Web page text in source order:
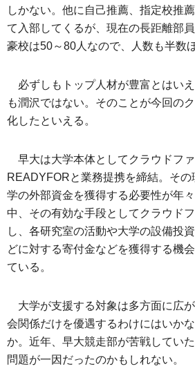
しかない。他に自己推薦、指定校推
て入部してくるが、現在の長距離部
豪校は50～80人なので、人数も半数
必ずしもトップ人材が豊富とはい
も潤沢ではない。そのことが今回の
化したといえる。
早大は大学本体としてクラウドフ
READYFORと業務提携を締結。そ
学の外部資金を獲得する必要性が年
中、その有効な手段としてクラウド
し、各研究室の活動や大学の設備投
どに対する寄付金などを獲得する機
ている。
大学が支援する対象は多方面に広
会関係だけを優遇するわけにはいか
か。近年、早大競走部が苦戦してい
問題が一因だったのかもしれない。